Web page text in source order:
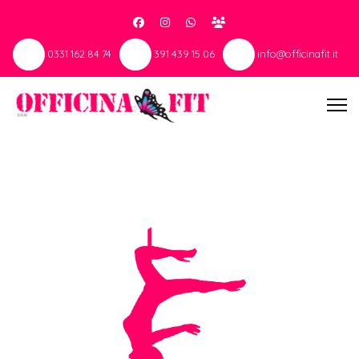
0331 162 84 74 391 439 15 06 info@officinafit.it